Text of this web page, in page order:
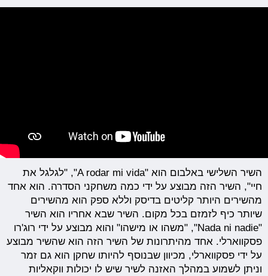
השיר השלישי באלבום הוא "A rodar mi vida", "לגלגל את
חיי", השיר הזה מבוצע על ידי כמה משחקני הסדרה. הוא אחד
מהשירים היותר קליטים בדיסק וללא ספק הוא מהשירים
שיותר כיף לזמזם בכל מקום. השיר שבא אחריו הוא השיר
"Nada ni nadie", "משהו או מישהו" והוא מבוצע על ידי רוג'רו
פסקווארלי. אחד מהיתרונות של השיר הזה הוא שהשיר מבוצע
על ידי פסקווארלי, מכיוון שבנוסף להיותו שחקן הוא גם זמר
וניתן לשמוע במהלך האזנה לשיר שיש לו יכולות ווקאליות